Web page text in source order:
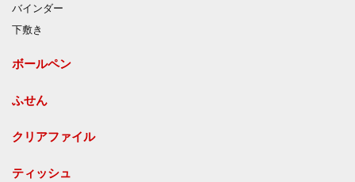
バインダー
下敷き
ボールペン
ふせん
クリアファイル
ティッシュ